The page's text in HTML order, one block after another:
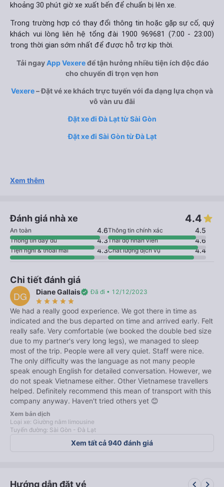
khoảng 30 phút giờ xe xuất bến để chuẩn bị lên xe.
Trong trường hợp có thay đổi thông tin hoặc gặp sự cố, quý
khách vui lòng liên hệ tổng đài 1900 969681 (7:00 - 23:00)
trong thời gian sớm nhất để được hỗ trợ kịp thời.
Tải ngayApp Vexeređể tận hưởng nhiều tiện ích độc đáo
cho chuyến đi trọn vẹn hơn
Vexere– Đặt vé xe khách trực tuyến với đa dạng lựa chọn và
vô vàn ưu đãi
Đặt xe đi Đà Lạt từ Sài Gòn
Đặt xe đi Sài Gòn từ Đà Lạt
Xem thêm
Đánh giá nhà xe 4.4
An toàn 4.6Thông tin chính xác 4.5
Thông tin đầy đủ 4.3Thái độ nhân viên 4.6
Tiện nghi & thoải mái 4.3Chất lượng dịch vụ 4.4
Chi tiết đánh giá
DG Diane Gallaisverified Đã đi • 12/12/2023
star_rate star_rate star_rate star_rate star_rate
We had a really good experience. We got there in time as
indicated and the bus departed on time and arrived early. Felt
really safe. Very comfortable (we booked the double bed size
due to my partner's very long legs), we managed to sleep
most of the trip. People were all very quiet. Staff were nice.
The only difficulty was the language as not many people
speak enough English for detailed conversation. However, we
do not speak Vietnamese either. Other Vietnamese travellers
helped. Definitely recommend this mean of transport with this
company anyway. Haven't tried others yet 😊
Xem bản dịch
Loại xe: Giường nằm limousine
Tuyến đường: Sài Gòn - Đà Lạt
Xem tất cả 940 đánh giá
Hướng dẫn đặt vé keyboard_arrow_left keyboard_arrow_right